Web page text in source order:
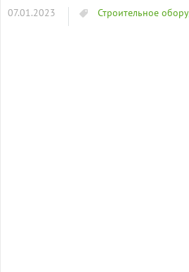
07.01.2023 Строительное